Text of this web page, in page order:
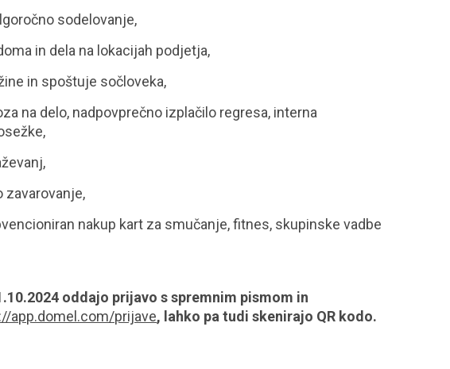
sodelovanje,
in dela na lokacijah podjetja,
in spoštuje sočloveka,
na delo, nadpovprečno izplačilo regresa, interna
zavarovanje,
nakup kart za smučanje, fitnes, skupinske vadbe
oddajo prijavo s spremnim pismom in
app.domel.com/prijave, lahko pa tudi skenirajo QR kodo.